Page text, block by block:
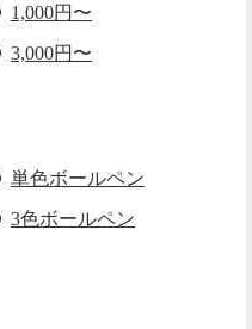
1,000円〜
3,000円〜
単色ボールペン
3色ボールペン